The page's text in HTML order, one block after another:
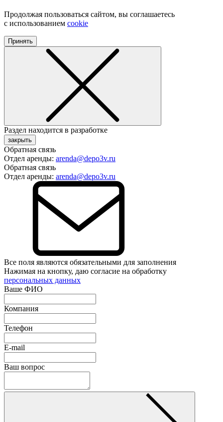
Продолжая пользоваться сайтом, вы соглашаетесь
с использованием cookie
Принять
Раздел находится в разработке
закрыть
Обратная связь
Отдел аренды: arenda@depo3v.ru
Обратная связь
Отдел аренды: arenda@depo3v.ru
Все поля являются обязательными для заполнения
Нажимая на кнопку, даю согласие на обработку
персональных данных
Ваше ФИО
Компания
Телефон
E-mail
Ваш вопрос